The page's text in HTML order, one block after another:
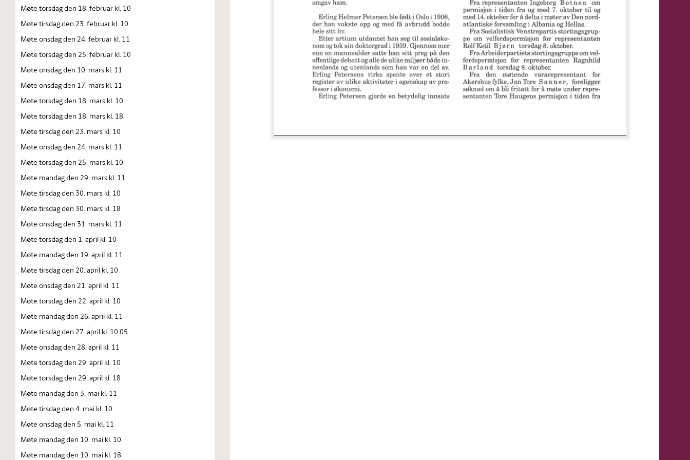
Møte torsdag den 18. februar kl. 10
Møte tirsdag den 23. februar kl. 10
Møte onsdag den 24. februar kl. 11
Møte torsdag den 25. februar kl. 10
Møte onsdag den 10. mars kl. 11
Møte onsdag den 17. mars kl. 11
Møte torsdag den 18. mars kl. 10
Møte torsdag den 18. mars kl. 18
Møte tirsdag den 23. mars kl. 10
Møte onsdag den 24. mars kl. 11
Møte torsdag den 25. mars kl. 10
Møte mandag den 29. mars kl. 11
Møte tirsdag den 30. mars kl. 10
Møte tirsdag den 30. mars kl. 18
Møte onsdag den 31. mars kl. 11
Møte torsdag den 1. april kl. 10
Møte mandag den 19. april kl. 11
Møte tirsdag den 20. april kl. 10
Møte onsdag den 21. april kl. 11
Møte torsdag den 22. april kl. 10
Møte mandag den 26. april kl. 11
Møte tirsdag den 27. april kl. 10.05
Møte onsdag den 28. april kl. 11
Møte torsdag den 29. april kl. 10
Møte torsdag den 29. april kl. 18
Møte mandag den 3. mai kl. 11
Møte tirsdag den 4. mai kl. 10
Møte onsdag den 5. mai kl. 11
Møte mandag den 10. mai kl. 10
Møte mandag den 10. mai kl. 18